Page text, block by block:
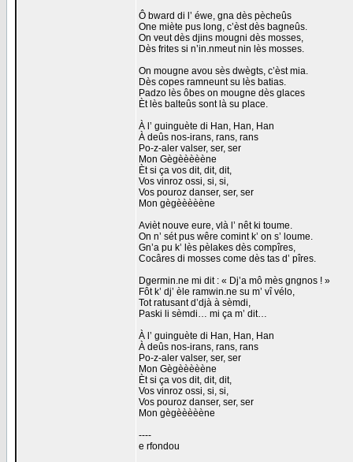
Ô bward di l’ éwe, gna dès pècheûs
One miète pus long, c’èst dès bagneûs.
On veut dès djins mougni dès mosses,
Dès frites si n’in.nmeut nin lès mosses.
On mougne avou sès dwègts, c’èst mia.
Dès copes ramneunt su lès batias.
Padzo lès ôbes on mougne dès glaces
Èt lès balteûs sont là su place.
À l’ guinguète di Han, Han, Han
À deûs nos-irans, rans, rans
Po-z-aler valser, ser, ser
Mon Gègèèèèène
Èt si ça vos dit, dit, dit,
Vos vinroz ossi, si, si,
Vos pouroz danser, ser, ser
Mon gègèèèèène
Avièt nouve eure, vlà l’ nêt ki toume.
On n’ sét pus wêre comint k’ on s’ loume.
Gn’a pu k’ lès pèlakes dès compîres,
Cocâres di mosses come dès tas d’ pîres.
Dgermin.ne mi dit : « Dj’a mô mès gngnos ! »
Fôt k’ dj’ èle ramwin.ne su m’ vî vélo,
Tot ratusant d’djà à sèmdi,
Paski li sèmdi… mi ça m’ dit…
À l’ guinguète di Han, Han, Han
À deûs nos-irans, rans, rans
Po-z-aler valser, ser, ser
Mon Gègèèèèène
Èt si ça vos dit, dit, dit,
Vos vinroz ossi, si, si,
Vos pouroz danser, ser, ser
Mon gègèèèèène
----
e rfondou